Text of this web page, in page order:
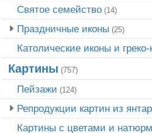
Святое семейство (14)
Праздничные иконы (25)
Католические иконы и
Картины (757)
Пейзажи (124)
Репродукции картин из
Картины с цветами и